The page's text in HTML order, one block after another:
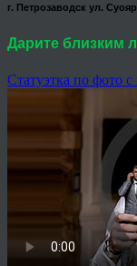
г. Петрозаводск ул.
Дарите близким
Статуэтка по фото